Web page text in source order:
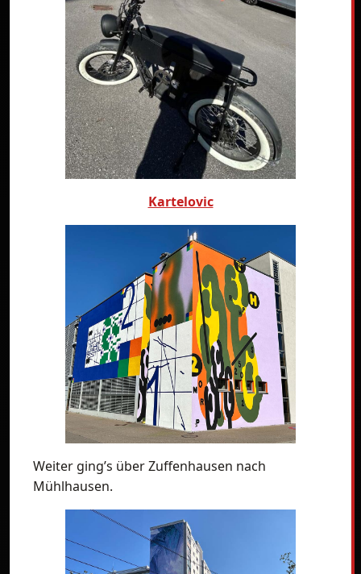
Kartelovic
Weiter ging’s über Zuffenhausen nach
Mühlhausen.